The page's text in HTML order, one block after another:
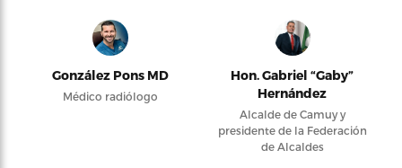
González Pons MD
Médico radiólogo
Hon. Gabriel “Gaby”
Hernández
Alcalde de Camuy y
presidente de la Federación
de Alcaldes